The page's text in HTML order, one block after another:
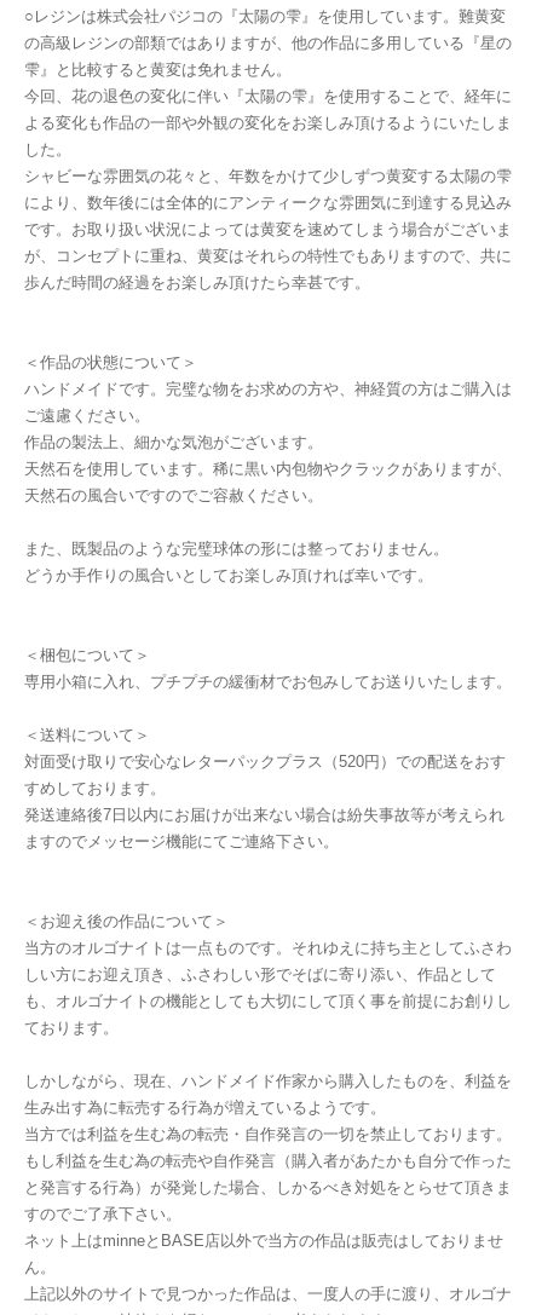
○レジンは株式会社パジコの『太陽の雫』を使用しています。難黄変
の高級レジンの部類ではありますが、他の作品に多用している『星の
雫』と比較すると黄変は免れません。
今回、花の退色の変化に伴い『太陽の雫』を使用することで、経年に
よる変化も作品の一部や外観の変化をお楽しみ頂けるようにいたしま
した。
シャビーな雰囲気の花々と、年数をかけて少しずつ黄変する太陽の雫
により、数年後には全体的にアンティークな雰囲気に到達する見込み
です。お取り扱い状況によっては黄変を速めてしまう場合がございま
が、コンセプトに重ね、黄変はそれらの特性でもありますので、共に
歩んだ時間の経過をお楽しみ頂けたら幸甚です。
＜作品の状態について＞
ハンドメイドです。完璧な物をお求めの方や、神経質の方はご購入は
ご遠慮ください。
作品の製法上、細かな気泡がございます。
天然石を使用しています。稀に黒い内包物やクラックがありますが、
天然石の風合いですのでご容赦ください。
また、既製品のような完璧球体の形には整っておりません。
どうか手作りの風合いとしてお楽しみ頂ければ幸いです。
＜梱包について＞
専用小箱に入れ、プチプチの緩衝材でお包みしてお送りいたします。
＜送料について＞
対面受け取りで安心なレターパックプラス（520円）での配送をおす
すめしております。
発送連絡後7日以内にお届けが出来ない場合は紛失事故等が考えられ
ますのでメッセージ機能にてご連絡下さい。
＜お迎え後の作品について＞
当方のオルゴナイトは一点ものです。それゆえに持ち主としてふさわ
しい方にお迎え頂き、ふさわしい形でそばに寄り添い、作品として
も、オルゴナイトの機能としても大切にして頂く事を前提にお創りし
ております。
しかしながら、現在、ハンドメイド作家から購入したものを、利益を
生み出す為に転売する行為が増えているようです。
当方では利益を生む為の転売・自作発言の一切を禁止しております。
もし利益を生む為の転売や自作発言（購入者があたかも自分で作った
と発言する行為）が発覚した場合、しかるべき対処をとらせて頂きま
すのでご了承下さい。
ネット上はminneとBASE店以外で当方の作品は販売はしておりませ
ん。
上記以外のサイトで見つかった作品は、一度人の手に渡り、オルゴナ